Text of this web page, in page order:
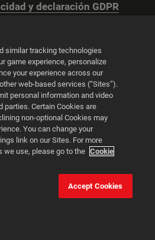
y declaración GDPR
de las cookies
2026 2K
PR Manager™
mejorar tu experiencia de
similar tracking technologies
game experience, personalize
your experience across our
web-based services (“Sites”).
personal information and video
parties. Certain Cookies are
non-optional Cookies may
You can change your
link on our Sites. For more
we use, please go to the Cookie
Accept Cookies